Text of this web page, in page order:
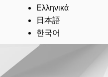
Ελληνικά
日本語
한국어